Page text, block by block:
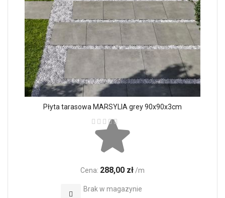
Płyta tarasowa MARSYLIA grey 90x90x3cm
Ocena:
Cena: 288,00 zł /m
Brak w magazynie
Dodaj do Ulubionych